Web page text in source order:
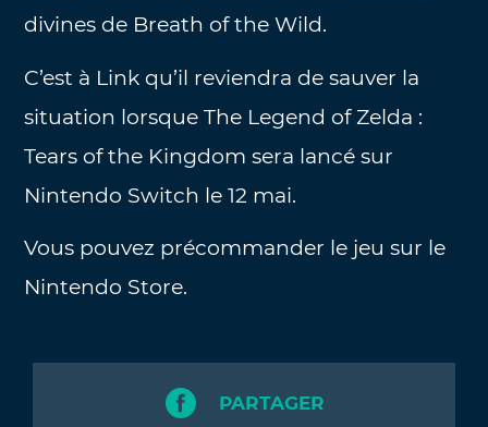
divines de Breath of the Wild.
C’est à Link qu’il reviendra de sauver la
situation lorsque The Legend of Zelda :
Tears of the Kingdom sera lancé sur
Nintendo Switch le 12 mai.
Vous pouvez précommander le jeu sur le
Nintendo Store.
PARTAGER